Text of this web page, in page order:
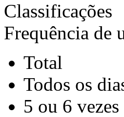
Classificações
Frequência de
Total
Todos os
5 ou 6